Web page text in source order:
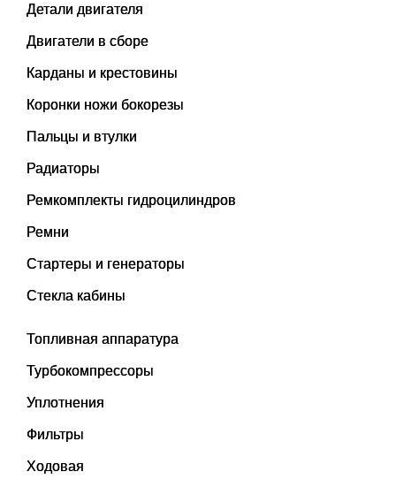
Детали двигателя
Двигатели в сборе
Карданы и крестовины
Коронки ножи бокорезы
Пальцы и втулки
Радиаторы
Ремкомплекты гидроцилиндров
Ремни
Стартеры и генераторы
Стекла кабины
Топливная аппаратура
Турбокомпрессоры
Уплотнения
Фильтры
Ходовая